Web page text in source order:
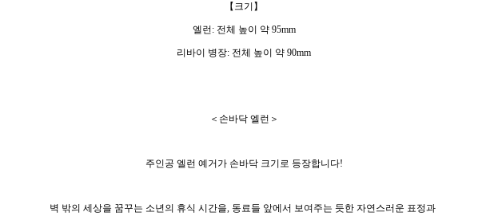
【크기】
엘런: 전체 높이 약 95mm
리바이 병장: 전체 높이 약 90mm
＜손바닥 엘런＞
주인공 엘런 예거가 손바닥 크기로 등장합니다!
벽 밖의 세상을 꿈꾸는 소년의 휴식 시간을, 동료들 앞에서 보여주는 듯한 자연스러운 표정과